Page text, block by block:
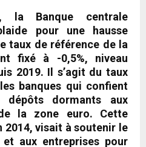
la Banque centrale
pour une hausse
taux de référence de la
fixé à -0,5%, niveau
2019. Il s’agit du taux
banques qui confient
dormants aux
la zone euro. Cette
2014, visait à soutenir le
aux entreprises pour